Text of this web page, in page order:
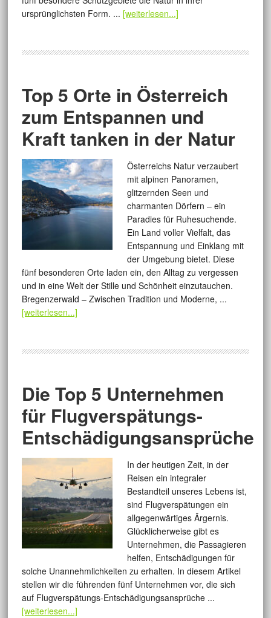
ursprünglichsten Form. ... [weiterlesen...]
Top 5 Orte in Österreich
zum Entspannen und
Kraft tanken in der Natur
Österreichs Natur verzaubert
mit alpinen Panoramen,
glitzernden Seen und
charmanten Dörfern – ein
Paradies für Ruhesuchende.
Ein Land voller Vielfalt, das
Entspannung und Einklang mit
der Umgebung bietet. Diese
fünf besonderen Orte laden ein, den Alltag zu vergessen
und in eine Welt der Stille und Schönheit einzutauchen.
Bregenzerwald – Zwischen Tradition und Moderne, ...
[weiterlesen...]
Die Top 5 Unternehmen
für Flugverspätungs-
Entschädigungsansprüche
In der heutigen Zeit, in der
Reisen ein integraler
Bestandteil unseres Lebens ist,
sind Flugverspätungen ein
allgegenwärtiges Ärgernis.
Glücklicherweise gibt es
Unternehmen, die Passagieren
helfen, Entschädigungen für
solche Unannehmlichkeiten zu erhalten. In diesem Artikel
stellen wir die führenden fünf Unternehmen vor, die sich
auf Flugverspätungs-Entschädigungsansprüche ...
[weiterlesen...]